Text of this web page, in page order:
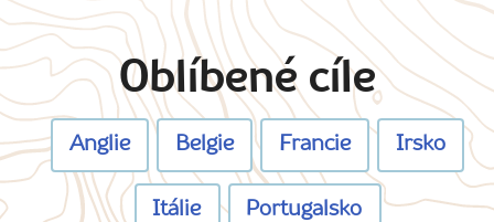
Oblíbené cíle
Anglie Belgie Francie Irsko
Itálie Portugalsko